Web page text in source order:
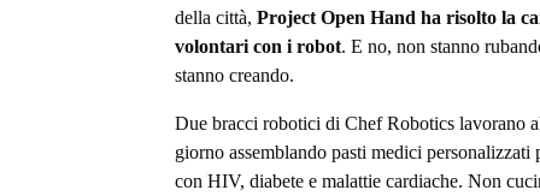
della città, Project Open Hand ha risolto la
volontari con i robot. E no, non stanno
stanno creando.
Due bracci robotici di Chef Robotics lavorano
giorno assemblando pasti medici personalizzati
con HIV, diabete e malattie cardiache. Non